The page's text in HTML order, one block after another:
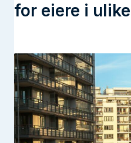
for eiere i